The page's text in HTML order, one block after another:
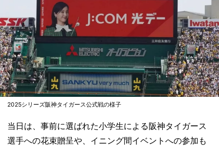
2025シリーズ阪神タイガース公式戦の様子
当日は、事前に選ばれた小学生による阪神タイガース
選手への花束贈呈や、イニング間イベントへの参加も